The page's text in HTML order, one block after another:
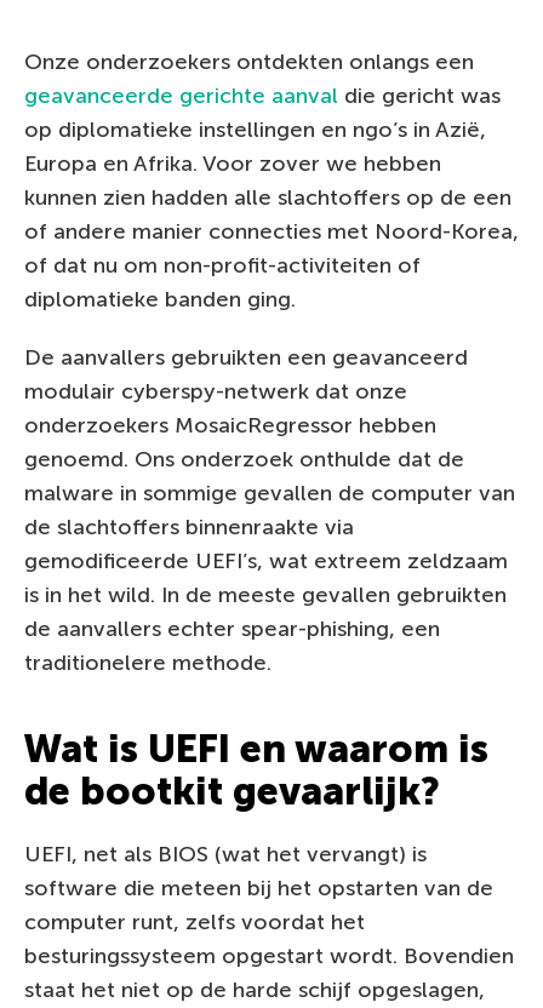
Onze onderzoekers ontdekten onlangs een
geavanceerde gerichte aanval die gericht was
op diplomatieke instellingen en ngo’s in Azië,
Europa en Afrika. Voor zover we hebben
kunnen zien hadden alle slachtoffers op de een
of andere manier connecties met Noord-Korea,
of dat nu om non-profit-activiteiten of
diplomatieke banden ging.
De aanvallers gebruikten een geavanceerd
modulair cyberspy-netwerk dat onze
onderzoekers MosaicRegressor hebben
genoemd. Ons onderzoek onthulde dat de
malware in sommige gevallen de computer van
de slachtoffers binnenraakte via
gemodificeerde UEFI’s, wat extreem zeldzaam
is in het wild. In de meeste gevallen gebruikten
de aanvallers echter spear-phishing, een
traditionelere methode.
Wat is UEFI en waarom is
de bootkit gevaarlijk?
UEFI, net als BIOS (wat het vervangt) is
software die meteen bij het opstarten van de
computer runt, zelfs voordat het
besturingssysteem opgestart wordt. Bovendien
staat het niet op de harde schijf opgeslagen,